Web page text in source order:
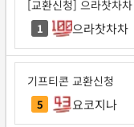
[교환신청] 으라찻차차
1 으라찻차차
기프티콘 교환신청
5 요코지나